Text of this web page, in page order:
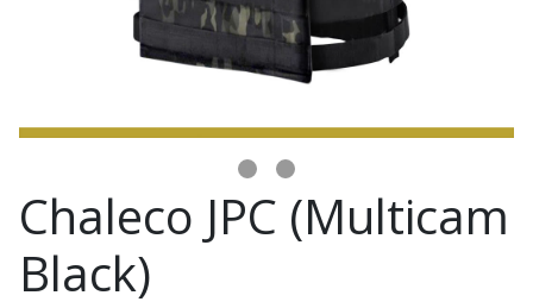
Chaleco JPC (Multicam
Black)